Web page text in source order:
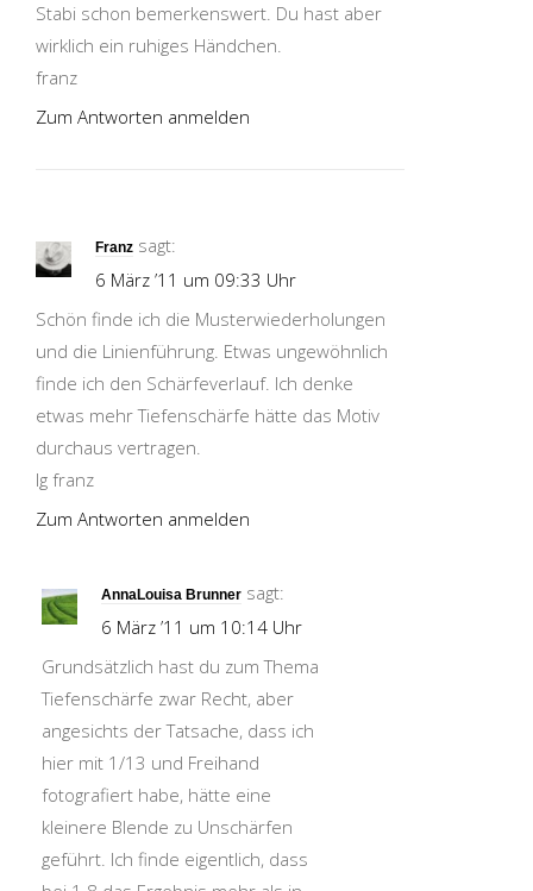
Stabi schon bemerkenswert. Du hast aber
wirklich ein ruhiges Händchen.
franz
Zum Antworten anmelden
Franz sagt:
6 März ’11 um 09:33 Uhr
Schön finde ich die Musterwiederholungen
und die Linienführung. Etwas ungewöhnlich
finde ich den Schärfeverlauf. Ich denke
etwas mehr Tiefenschärfe hätte das Motiv
durchaus vertragen.
lg franz
Zum Antworten anmelden
AnnaLouisa Brunner sagt:
6 März ’11 um 10:14 Uhr
Grundsätzlich hast du zum Thema
Tiefenschärfe zwar Recht, aber
angesichts der Tatsache, dass ich
hier mit 1/13 und Freihand
fotografiert habe, hätte eine
kleinere Blende zu Unschärfen
geführt. Ich finde eigentlich, dass